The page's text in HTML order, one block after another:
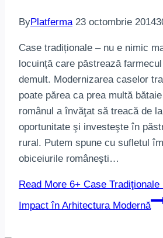
ByPlatferma 23 octombrie 2014
Case tradiționale – nu e nimic
locuință care păstrează
demult. Modernizarea caselor
poate părea ca prea multă
românul a învăţat să treacă de
oportunitate şi investeşte în
rural. Putem spune cu sufletul
obiceiurile româneşti…
Read More 6+ Case
Impact în Arhitectura Modernă